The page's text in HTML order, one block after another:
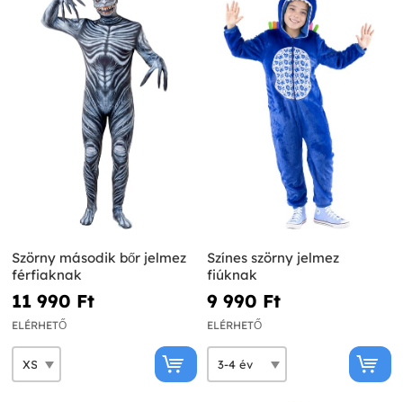
Szörny második bőr jelmez
férfiaknak
11 990 Ft‎
ELÉRHETŐ
Színes szörny jelmez
fiúknak
9 990 Ft‎
ELÉRHETŐ